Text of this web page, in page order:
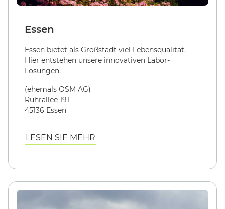
Essen
Essen bietet als Großstadt viel Lebensqualität.
Hier entstehen unsere innovativen Labor-
Lösungen.
(ehemals OSM AG)
Ruhrallee 191
45136 Essen
LESEN SIE MEHR